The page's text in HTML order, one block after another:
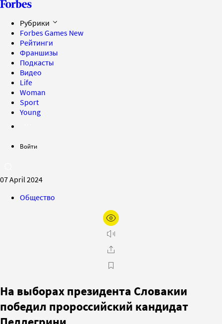
Рубрики
Forbes Games New
Рейтинги
Франшизы
Подкасты
Видео
Life
Woman
Sport
Young
Войти
07 April 2024
Общество
На выборах президента Словакии
победил пророссийский кандидат